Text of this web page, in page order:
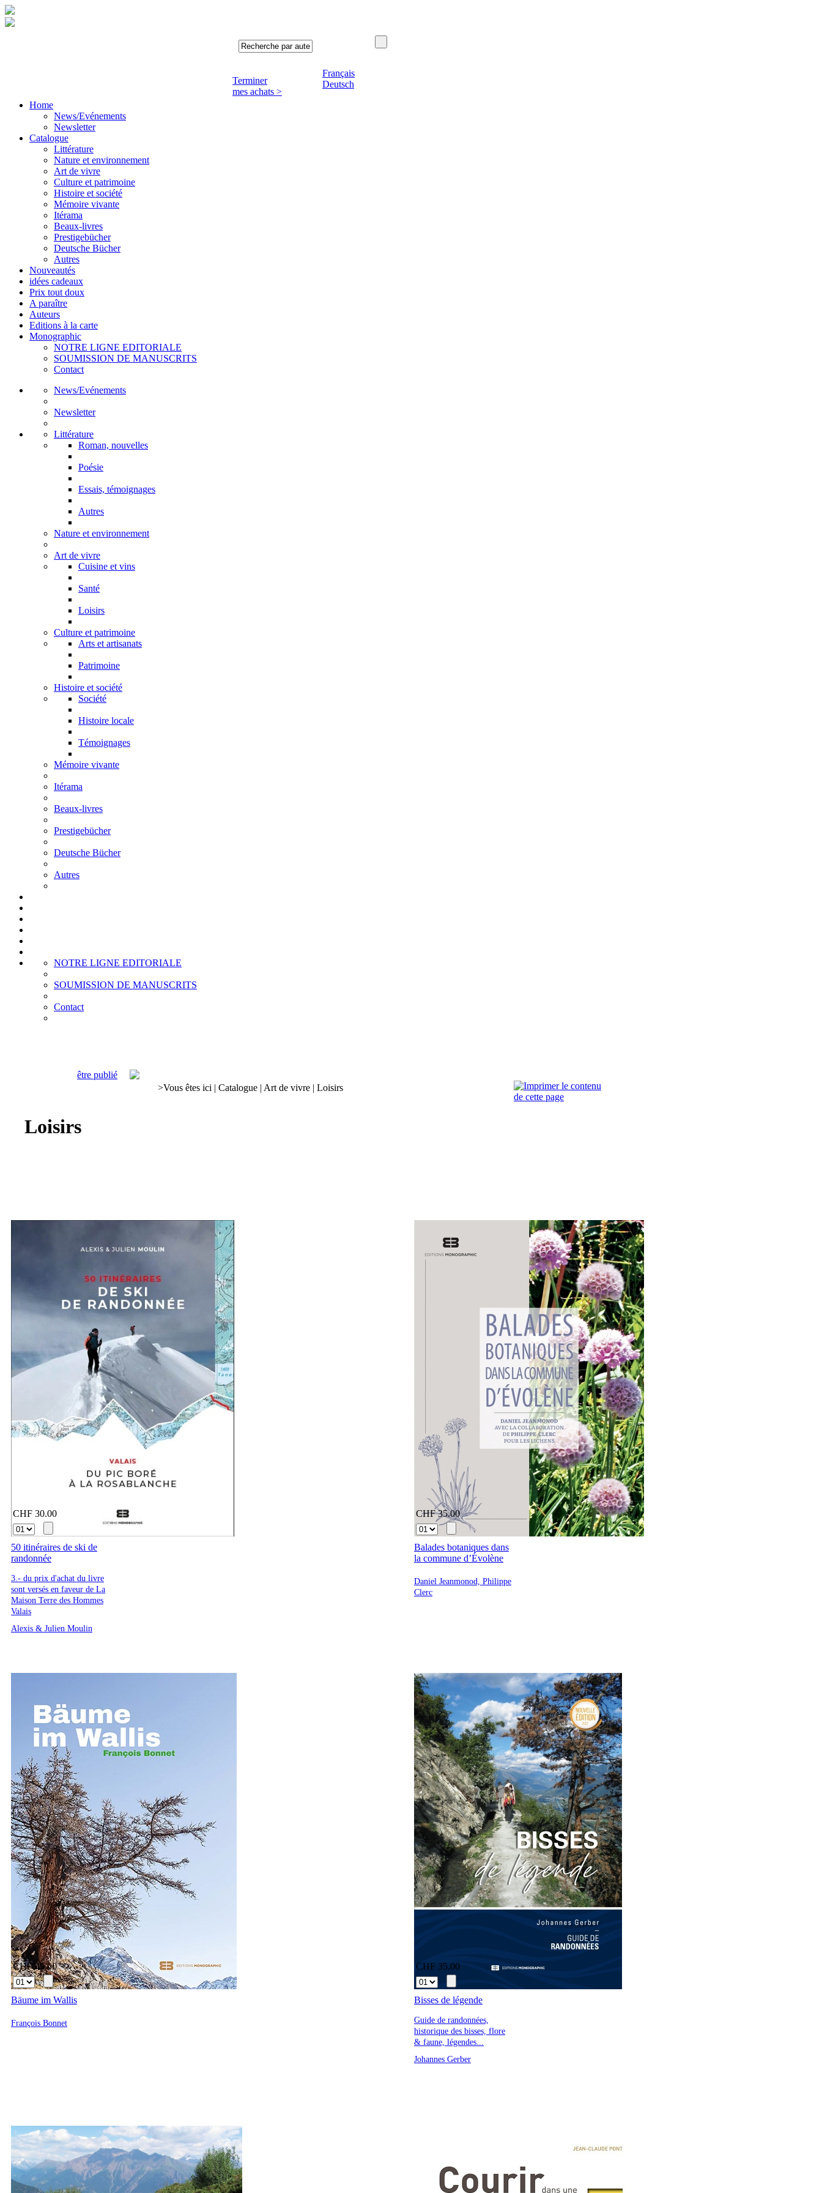
Terminer
mes achats >
Français
Deutsch
Home
News/Evénements
Newsletter
Catalogue
Littérature
Nature et environnement
Art de vivre
Culture et patrimoine
Histoire et société
Mémoire vivante
Itérama
Beaux-livres
Prestigebücher
Deutsche Bücher
Autres
Nouveautés
idées cadeaux
Prix tout doux
A paraître
Auteurs
Editions à la carte
Monographic
NOTRE LIGNE EDITORIALE
SOUMISSION DE MANUSCRITS
Contact
News/Evénements
Newsletter
Littérature
Roman, nouvelles
Poésie
Essais, témoignages
Autres
Nature et environnement
Art de vivre
Cuisine et vins
Santé
Loisirs
Culture et patrimoine
Arts et artisanats
Patrimoine
Histoire et société
Société
Histoire locale
Témoignages
Mémoire vivante
Itérama
Beaux-livres
Prestigebücher
Deutsche Bücher
Autres
NOTRE LIGNE EDITORIALE
SOUMISSION DE MANUSCRITS
Contact
être publié
>Vous êtes ici | Catalogue | Art de vivre | Loisirs
Loisirs
50 itinéraires de ski de
randonnée
3.- du prix d'achat du livre
sont versés en faveur de La
Maison Terre des Hommes
Valais
Alexis & Julien Moulin
CHF 30.00
Balades botaniques dans
la commune d’Évolène
Daniel Jeanmonod, Philippe
Clerc
CHF 35.00
Bäume im Wallis
François Bonnet
CHF 49.00
Bisses de légende
Guide de randonnées,
historique des bisses, flore
& faune, légendes...
Johannes Gerber
CHF 35.00